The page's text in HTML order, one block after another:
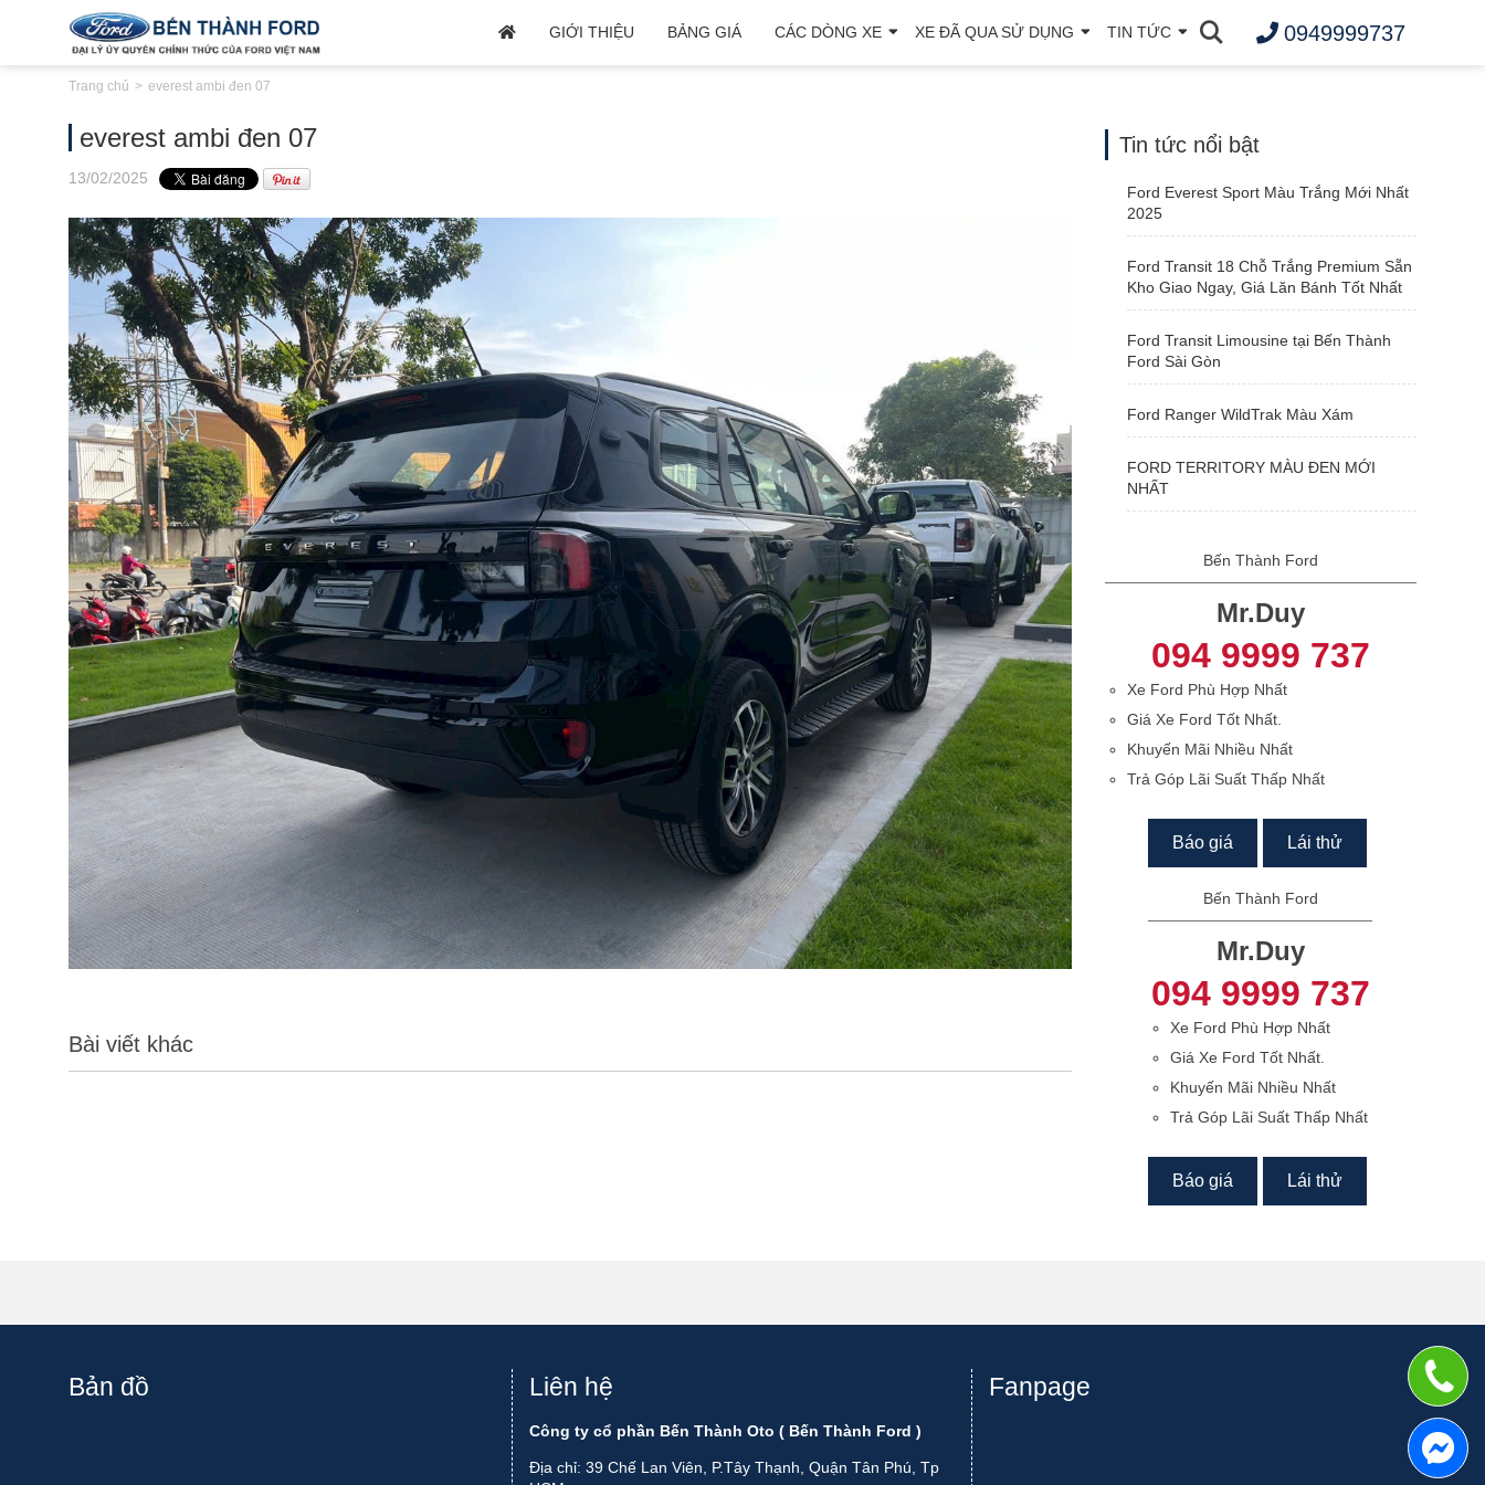
GIỚI THIỆU BẢNG GIÁ CÁC DÒNG XE XE ĐÃ QUA SỬ DỤNG TIN TỨC 0949999737
Trang chủ everest ambi đen 07
everest ambi đen 07
13/02/2025
Bài viết khác
Tin tức nổi bật
Ford Everest Sport Màu Trắng Mới Nhất
2025
Ford Transit 18 Chỗ Trắng Premium Sẵn
Kho Giao Ngay, Giá Lăn Bánh Tốt Nhất
Ford Transit Limousine tại Bến Thành
Ford Sài Gòn
Ford Ranger WildTrak Màu Xám
FORD TERRITORY MÀU ĐEN MỚI
NHẤT
Bến Thành Ford
Mr.Duy
094 9999 737
Xe Ford Phù Hợp Nhất
Giá Xe Ford Tốt Nhất.
Khuyến Mãi Nhiều Nhất
Trả Góp Lãi Suất Thấp Nhất
Báo giá Lái thử
Bến Thành Ford
Mr.Duy
094 9999 737
Xe Ford Phù Hợp Nhất
Giá Xe Ford Tốt Nhất.
Khuyến Mãi Nhiều Nhất
Trả Góp Lãi Suất Thấp Nhất
Báo giá Lái thử
Bản đồ Liên hệ
Công ty cổ phần Bến Thành Oto ( Bến Thành Ford )
Địa chỉ: 39 Chế Lan Viên, P.Tây Thạnh, Quận Tân Phú, Tp
Fanpage